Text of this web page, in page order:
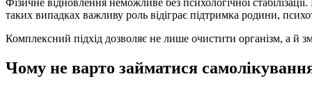
таких випадках важливу роль відіграє підтримка родини,
Комплексний підхід дозволяє не лише очистити організм, а й
Чому не варто займатися